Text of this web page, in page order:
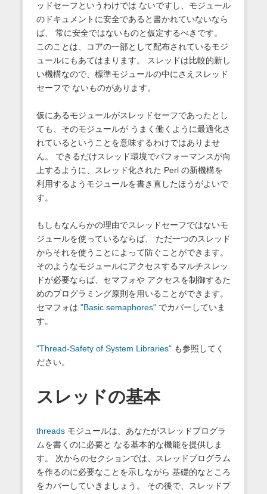
ッドセーフというわけでは ないですし、モジュール
のドキュメントに安全であると書かれていないなら
ば、 常に安全ではないものと仮定するべきです。
このことは、コアの一部として配布されているモジ
ュールにもあてはまります。 スレッドは比較的新し
い機構なので、標準モジュールの中にさえスレッド
セーフで ないものがあります。
仮にあるモジュールがスレッドセーフであったとし
ても、そのモジュールが うまく働くように最適化さ
れているということを意味するわけではありませ
ん。 できるだけスレッド環境でパフォーマンスが向
上するように、スレッド化された Perl の新機構を
利用するようモジュールを書き直したほうがよいで
す。
もしもなんらかの理由でスレッドセーフではないモ
ジュールを使っているならば、 ただ一つのスレッド
からそれを使うことによって防ぐことができます。
そのようなモジュールにアクセスするマルチスレッ
ドが必要ならば、セマフォや アクセスを制御するた
めのプログラミング原則を用いることができます。
セマフォは "Basic semaphores"でカバーしていま
す。
"Thread-Safety of System Libraries"も参照してく
ださい。
スレッドの基本
threadsモジュールは、あなたがスレッドプログラ
ムを書くのに必要と なる基本的な機能を提供しま
す。 次からのセクションでは、スレッドプログラム
を作るのに必要なことを示しながら 基礎的なところ
をカバーしていきましょう。 その後で、スレッドプ